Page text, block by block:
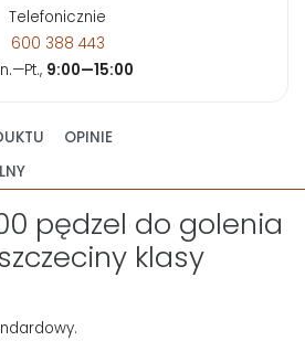
Telefonicznie
600 388 443
9:00—15:00
OPINIE
pędzel do golenia
klasy